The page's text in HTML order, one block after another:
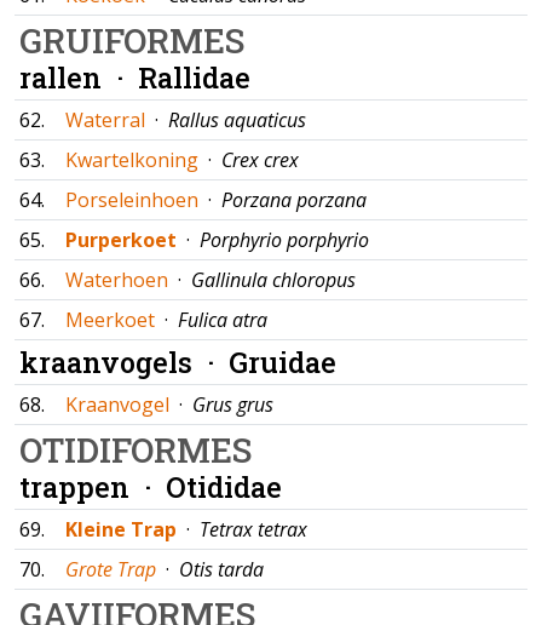
GRUIFORMES
rallen · Rallidae
62. Waterral · Rallus aquaticus
63.
Kwartelkoning · Crex crex
64.
Porseleinhoen · Porzana porzana
65.
Purperkoet · Porphyrio porphyrio
66.
Waterhoen · Gallinula chloropus
67.
Meerkoet · Fulica atra
kraanvogels · Gruidae
68. Kraanvogel · Grus grus
OTIDIFORMES
trappen · Otididae
69. Kleine Trap · Tetrax tetrax
70.
Grote Trap · Otis tarda
GAVIIFORMES